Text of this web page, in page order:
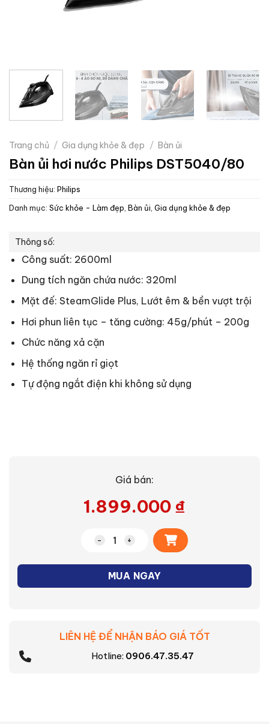
Trang chủ / Gia dụng khỏe & đẹp / Bàn ủi
Bàn ủi hơi nước Philips DST5040/80
Thương hiệu: Philips
Danh mục: Sức khỏe - Làm đẹp Bàn ủi Gia dụng khỏe & đẹp
Thông số:
Công suất: 2600ml
Dung tích ngăn chứa nước: 320ml
Mặt đế: SteamGlide Plus, Lướt êm & bền vượt trội
Hơi phun liên tục – tăng cường: 45g/phút – 200g
Chức năng xả cặn
Hệ thống ngăn rỉ giọt
Tự động ngắt điện khi không sử dụng
Giá bán:
1.899.000 ₫
Bàn ủi hơi nước Philips DST5040/80 số
MUA NGAY
Alternative:
LIÊN HỆ ĐỂ NHẬN BÁO GIÁ TỐT
Hotline: 0906.47.35.47